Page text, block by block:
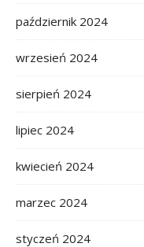
październik 2024
wrzesień 2024
sierpień 2024
lipiec 2024
kwiecień 2024
marzec 2024
styczeń 2024